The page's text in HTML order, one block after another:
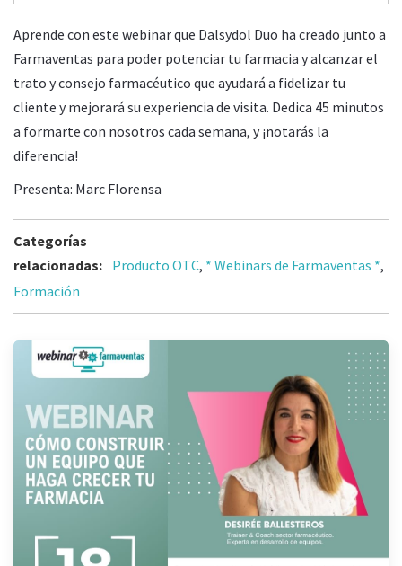
Aprende con este webinar que Dalsydol Duo ha creado junto a
Farmaventas para poder potenciar tu farmacia y alcanzar el
trato y consejo farmacéutico que ayudará a fidelizar tu
cliente y mejorará su experiencia de visita. Dedica 45 minutos
a formarte con nosotros cada semana, y ¡notarás la
diferencia!
Presenta: Marc Florensa
Categorías
relacionadas: Producto OTC, * Webinars de Farmaventas *,
Formación